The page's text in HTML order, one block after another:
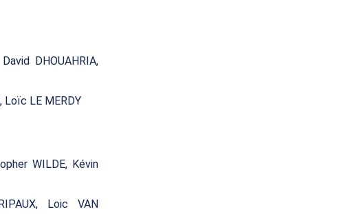
DHOUAHRIA,
Loïc LE MERDY
WILDE, Kévin
Loic VAN